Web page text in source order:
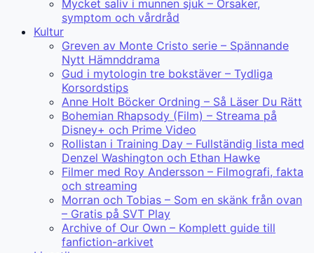
Mycket saliv i munnen sjuk – Orsaker,
symptom och vårdråd
Kultur
Greven av Monte Cristo serie – Spännande
Nytt Hämnddrama
Gud i mytologin tre bokstäver – Tydliga
Korsordstips
Anne Holt Böcker Ordning – Så Läser Du Rätt
Bohemian Rhapsody (Film) – Streama på
Disney+ och Prime Video
Rollistan i Training Day – Fullständig lista med
Denzel Washington och Ethan Hawke
Filmer med Roy Andersson – Filmografi, fakta
och streaming
Morran och Tobias – Som en skänk från ovan
– Gratis på SVT Play
Archive of Our Own – Komplett guide till
fanfiction-arkivet